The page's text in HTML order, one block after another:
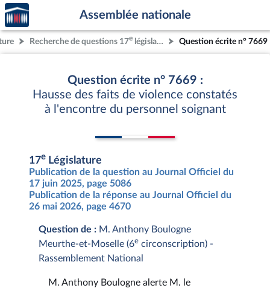
Aller au contenu
Aller en bas de la page
Accèder
à la
page
d'accueil
Assemblée nationale
Recherche de questions 17e législature Question écrite n° 7669
Question écrite n° 7669 :
Hausse des faits de violence constatés
à l'encontre du personnel soignant
17e Législature
Publication de la question au Journal Officiel du
17 juin 2025, page 5086
Publication de la réponse au Journal Officiel du
26 mai 2026, page 4670
Question de : M. Anthony Boulogne
Meurthe-et-Moselle (6e circonscription) -
Rassemblement National
M. Anthony Boulogne alerte M. le